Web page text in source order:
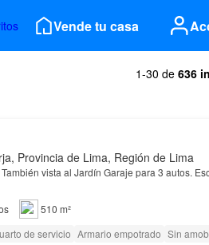
Vende tu casa
1-30 de 636
Provincia de Lima, Región de Lima
vista al Jardín Garaje para 3 autos.
510 m²
de servicio Armario empotrado Sin